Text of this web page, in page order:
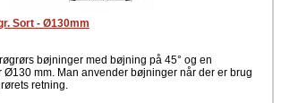
Sort - Ø130mm
bøjninger med bøjning på 45° og en
Ø130 mm. Man anvender bøjninger når der er brug
retning.